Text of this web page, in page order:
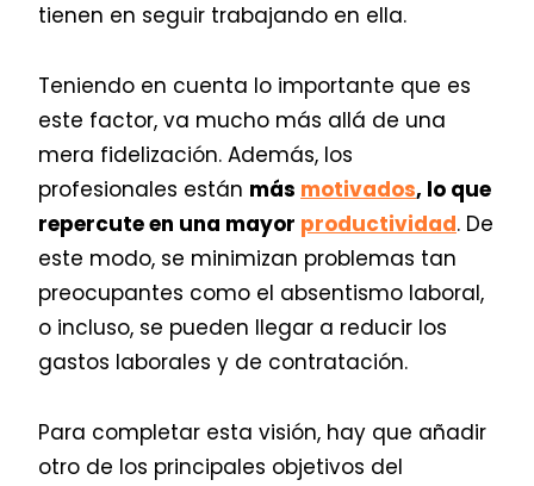
tienen en seguir trabajando en ella.
Teniendo en cuenta lo importante que es
este factor, va mucho más allá de una
mera fidelización. Además, los
profesionales están más motivados, lo que
repercute en una mayor productividad. De
este modo, se minimizan problemas tan
preocupantes como el absentismo laboral,
o incluso, se pueden llegar a reducir los
gastos laborales y de contratación.
Para completar esta visión, hay que añadir
otro de los principales objetivos del